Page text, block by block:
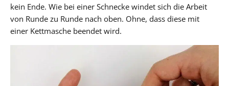
kein Ende. Wie bei einer Schnecke windet sich die Arbeit
von Runde zu Runde nach oben. Ohne, dass diese mit
einer Kettmasche beendet wird.